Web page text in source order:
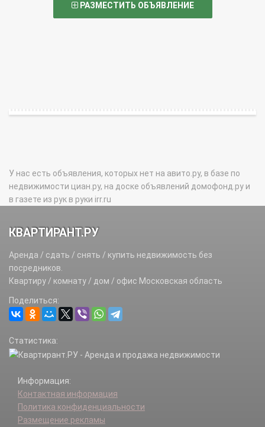
РАЗМЕСТИТЬ ОБЪЯВЛЕНИЕ
У нас есть объявления, которых нет на авито.ру, в базе по
недвижимости циан.ру, на доске объявлений домофонд.ру и
в газете из рук в руки irr.ru
КВАРТИРАНТ.РУ
Аренда / сдать / снять / купить недвижимость без
посредников.
Квартиру / комнату / дом / офис Московская область
Поделиться:
Статистика:
Информация:
Контактная информация
Политика конфиденциальности
Размещение рекламы